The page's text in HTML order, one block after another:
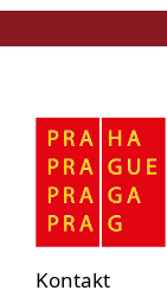
Kontakt